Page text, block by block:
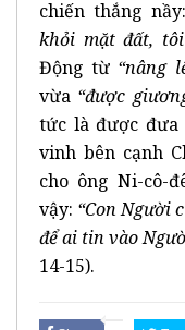
chiến thắng nầy:
khỏi mặt đất,
Động từ “nâng
vừa “được
tức là được đưa
vinh bên cạnh
cho ông Ni-cô-
vậy: “Con Người
để ai tin vào
14-15).